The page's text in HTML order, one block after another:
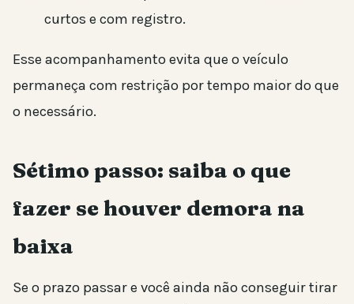
curtos e com registro.
Esse acompanhamento evita que o veículo
permaneça com restrição por tempo maior do que
o necessário.
Sétimo passo: saiba o que
fazer se houver demora na
baixa
Se o prazo passar e você ainda não conseguir tirar